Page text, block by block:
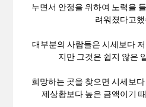
누면서 안정을 위하여 노력을
려워졌다고
대부분의 사람들은 시세보다
지만 그것은 쉽지 않은
희망하는 곳을 찾으면 시세보
제상황보다 높은 금액이기